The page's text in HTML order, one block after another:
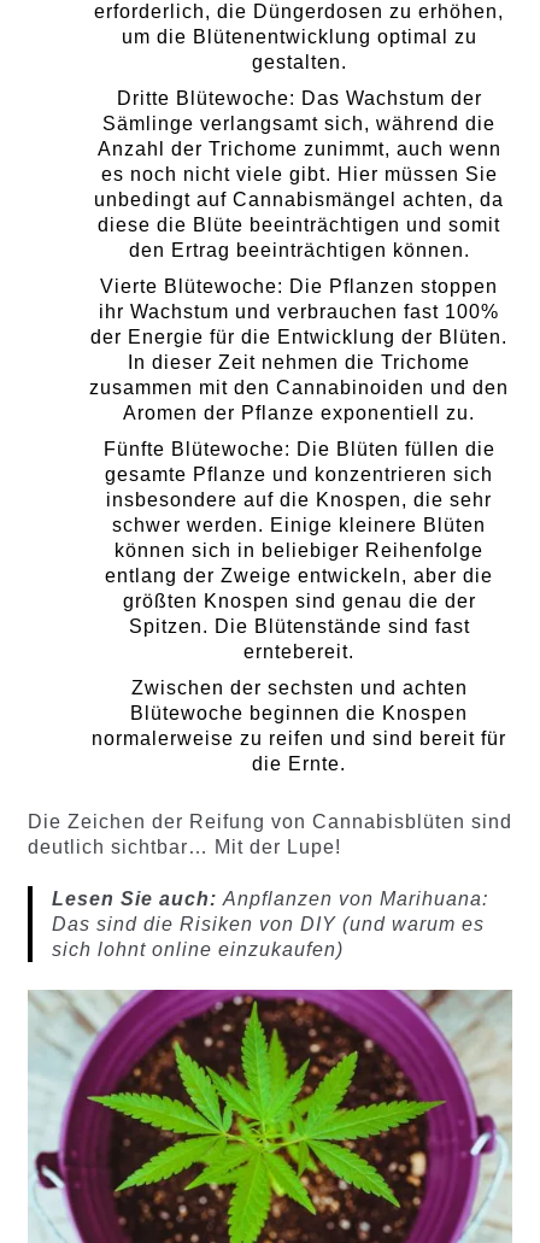
erforderlich, die Düngerdosen zu erhöhen,
um die Blütenentwicklung optimal zu
gestalten.
Dritte Blütewoche: Das Wachstum der
Sämlinge verlangsamt sich, während die
Anzahl der Trichome zunimmt, auch wenn
es noch nicht viele gibt. Hier müssen Sie
unbedingt auf Cannabismängel achten, da
diese die Blüte beeinträchtigen und somit
den Ertrag beeinträchtigen können.
Vierte Blütewoche: Die Pflanzen stoppen
ihr Wachstum und verbrauchen fast 100%
der Energie für die Entwicklung der Blüten.
In dieser Zeit nehmen die Trichome
zusammen mit den Cannabinoiden und den
Aromen der Pflanze exponentiell zu.
Fünfte Blütewoche: Die Blüten füllen die
gesamte Pflanze und konzentrieren sich
insbesondere auf die Knospen, die sehr
schwer werden. Einige kleinere Blüten
können sich in beliebiger Reihenfolge
entlang der Zweige entwickeln, aber die
größten Knospen sind genau die der
Spitzen. Die Blütenstände sind fast
erntebereit.
Zwischen der sechsten und achten
Blütewoche beginnen die Knospen
normalerweise zu reifen und sind bereit für
die Ernte.
Die Zeichen der Reifung von Cannabisblüten sind
deutlich sichtbar… Mit der Lupe!
Lesen Sie auch: Anpflanzen von Marihuana:
Das sind die Risiken von DIY (und warum es
sich lohnt online einzukaufen)